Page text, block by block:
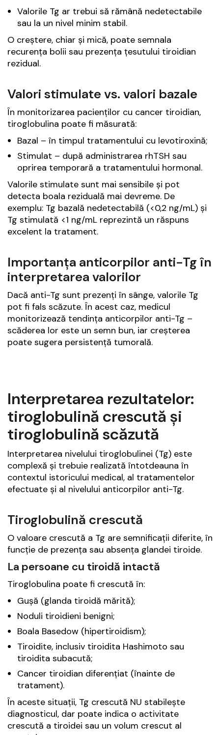
Valorile Tg ar trebui să rămână nedetectabile
sau la un nivel minim stabil.
O creștere, chiar și mică, poate semnala
recurența bolii sau prezența țesutului tiroidian
rezidual.
Valori stimulate vs. valori bazale
În monitorizarea pacienților cu cancer tiroidian,
tiroglobulina poate fi măsurată:
Bazal – în timpul tratamentului cu levotiroxină;
Stimulat – după administrarea rhTSH sau
oprirea temporară a tratamentului hormonal.
Valorile stimulate sunt mai sensibile și pot
detecta boala reziduală mai devreme. De
exemplu: Tg bazală nedetectabilă (<0,2 ng/mL) și
Tg stimulată <1 ng/mL reprezintă un răspuns
excelent la tratament.
Importanța anticorpilor anti-Tg în
interpretarea valorilor
Dacă anti-Tg sunt prezenți în sânge, valorile Tg
pot fi fals scăzute. În acest caz, medicul
monitorizează tendința anticorpilor anti-Tg –
scăderea lor este un semn bun, iar creșterea
poate sugera persistență tumorală.
Interpretarea rezultatelor:
tiroglobulină crescută și
tiroglobulină scăzută
Interpretarea nivelului tiroglobulinei (Tg) este
complexă și trebuie realizată întotdeauna în
contextul istoricului medical, al tratamentelor
efectuate și al nivelului anticorpilor anti-Tg.
Tiroglobulină crescută
O valoare crescută a Tg are semnificații diferite, în
funcție de prezența sau absența glandei tiroide.
La persoane cu tiroidă intactă
Tiroglobulina poate fi crescută în:
Gușă (glanda tiroidă mărită);
Noduli tiroidieni benigni;
Boala Basedow (hipertiroidism);
Tiroidite, inclusiv tiroidita Hashimoto sau
tiroidita subacută;
Cancer tiroidian diferențiat (înainte de
tratament).
În aceste situații, Tg crescută NU stabilește
diagnosticul, dar poate indica o activitate
crescută a tiroidei sau un volum crescut al